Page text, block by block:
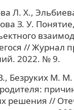
Л. Х.,
З. У.
// Журнал
2022. № 9.
Безруких М.
решения //